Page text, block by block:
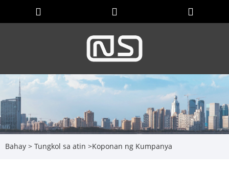
Bahay > Tungkol sa atin >Koponan ng Kumpanya